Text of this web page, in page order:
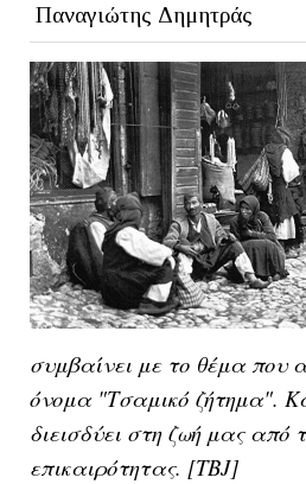
Παναγιώτης Δημητράς
συμβαίνει με το θέμα που
όνομα "Τσαμικό ζήτημα".
διεισδύει στη ζωή μας από
επικαιρότητας. [ΤΒJ]